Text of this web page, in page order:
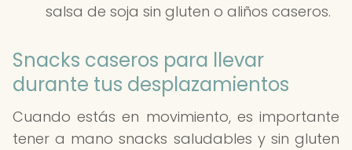
salsa de soja sin gluten o aliños caseros.
Snacks caseros para llevar
durante tus desplazamientos
Cuando estás en movimiento, es importante
tener a mano snacks saludables y sin gluten